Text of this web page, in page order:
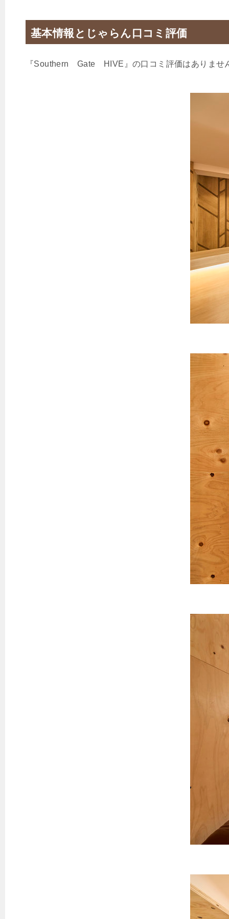
基本情報とじゃらん口コミ評価
『Southern Gate HIVE』の口コミ評価はありませ